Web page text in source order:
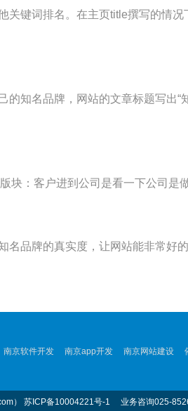
键词排名。在主页title撰写的情
知名品牌，网站的文章标题写出
块：客户进到公司是看一下公司是
名品牌的真实度，让网站能非常
南京软件开发 南京app开发 南京网站建设
） 苏ICP备10004221号-1 业务咨询025-